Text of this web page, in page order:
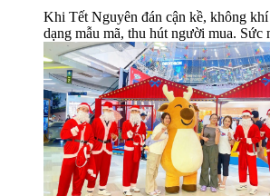
Khi Tết Nguyên đán cận kề, không
dạng mẫu mã, thu hút người mua. Sức